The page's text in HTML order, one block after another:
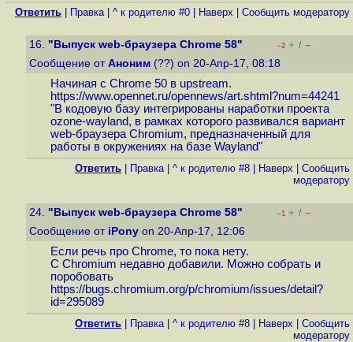
Ответить Правка| ^ к родителю #0 Наверх Cообщить модератору
16. "Выпуск web-браузера Chrome 58" –2 + / –
Сообщение от Аноним (??) on 20-Апр-17, 08:18
Начиная с Chrome 50 в upstream.
https://www.opennet.ru/opennews/art.shtml?num=44241
"В кодовую базу интегрированы наработки проекта
ozone-wayland, в рамках которого развивался вариант
web-браузера Chromium, предназначенный для
работы в окружениях на базе Wayland"
Ответить Правка| ^ к родителю #8 Наверх
Cообщить
модератору
24. "Выпуск web-браузера Chrome 58" –1 + / –
Сообщение от iPony on 20-Апр-17, 12:06
Если речь про Chrome, то пока нету.
С Chromium недавно добавили. Можно собрать и
поробовать
https://bugs.chromium.org/p/chromium/issues/detail?
id=295089
Ответить Правка| ^ к родителю #8 Наверх
Cообщить
модератору